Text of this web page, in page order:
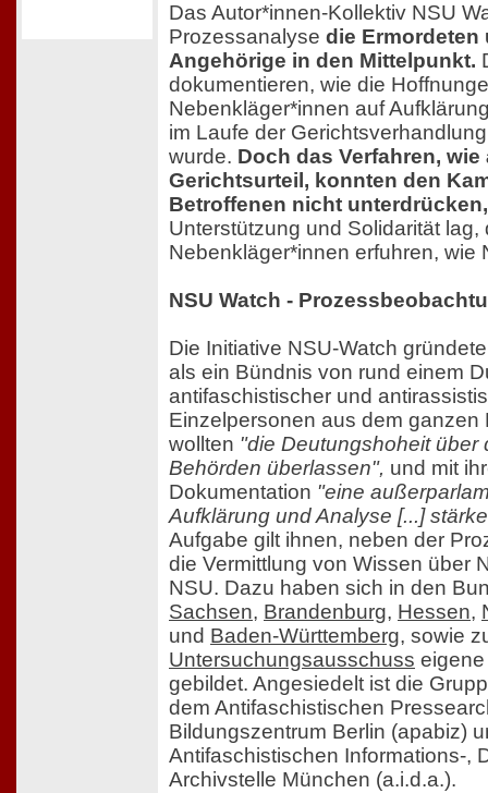
Das Autor*innen-Kollektiv NSU
Prozessanalyse die Ermordeten
Angehörige in den Mittelpunkt.
dokumentieren, wie die
Nebenkläger*innen auf
im Laufe der
wurde. Doch das Verfahren, wie
Gerichtsurteil, konnten den
Betroffenen nicht unterdrücken,
Unterstützung und Solidarität lag,
Nebenkläger*innen erfuhren, wie
NSU Watch -
Die Initiative NSU-Watch
als ein Bündnis von rund einem
antifaschistischer und
Einzelpersonen aus dem ganzen
wollten "die Deutungshoheit über
Behörden überlassen", und mit
Dokumentation "eine
Aufklärung und Analyse [...]
Aufgabe gilt ihnen, neben der
die Vermittlung von Wissen über
NSU. Dazu haben sich in den
Sachsen, Brandenburg, Hessen,
und Baden-Württemberg, sowie
Untersuchungsausschuss
gebildet. Angesiedelt ist die
dem Antifaschistischen
Bildungszentrum Berlin (apabiz)
Antifaschistischen Informations-,
Archivstelle München (a.i.d.a.).